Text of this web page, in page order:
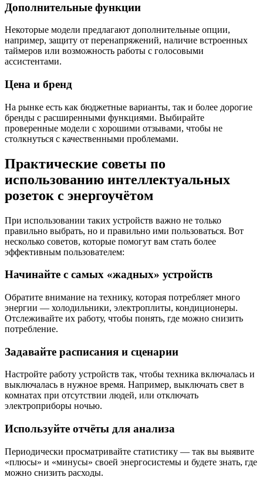
Дополнительные функции
Некоторые модели предлагают дополнительные опции,
например, защиту от перенапряжений, наличие встроенных
таймеров или возможность работы с голосовыми
ассистентами.
Цена и бренд
На рынке есть как бюджетные варианты, так и более дорогие
бренды с расширенными функциями. Выбирайте
проверенные модели с хорошими отзывами, чтобы не
столкнуться с качественными проблемами.
Практические советы по
использованию интеллектуальных
розеток с энергоучётом
При использовании таких устройств важно не только
правильно выбрать, но и правильно ими пользоваться. Вот
несколько советов, которые помогут вам стать более
эффективным пользователем:
Начинайте с самых «жадных» устройств
Обратите внимание на технику, которая потребляет много
энергии — холодильники, электроплиты, кондиционеры.
Отслеживайте их работу, чтобы понять, где можно снизить
потребление.
Задавайте расписания и сценарии
Настройте работу устройств так, чтобы техника включалась и
выключалась в нужное время. Например, выключать свет в
комнатах при отсутствии людей, или отключать
электроприборы ночью.
Используйте отчёты для анализа
Периодически просматривайте статистику — так вы выявите
«плюсы» и «минусы» своей энергосистемы и будете знать, где
можно снизить расходы.